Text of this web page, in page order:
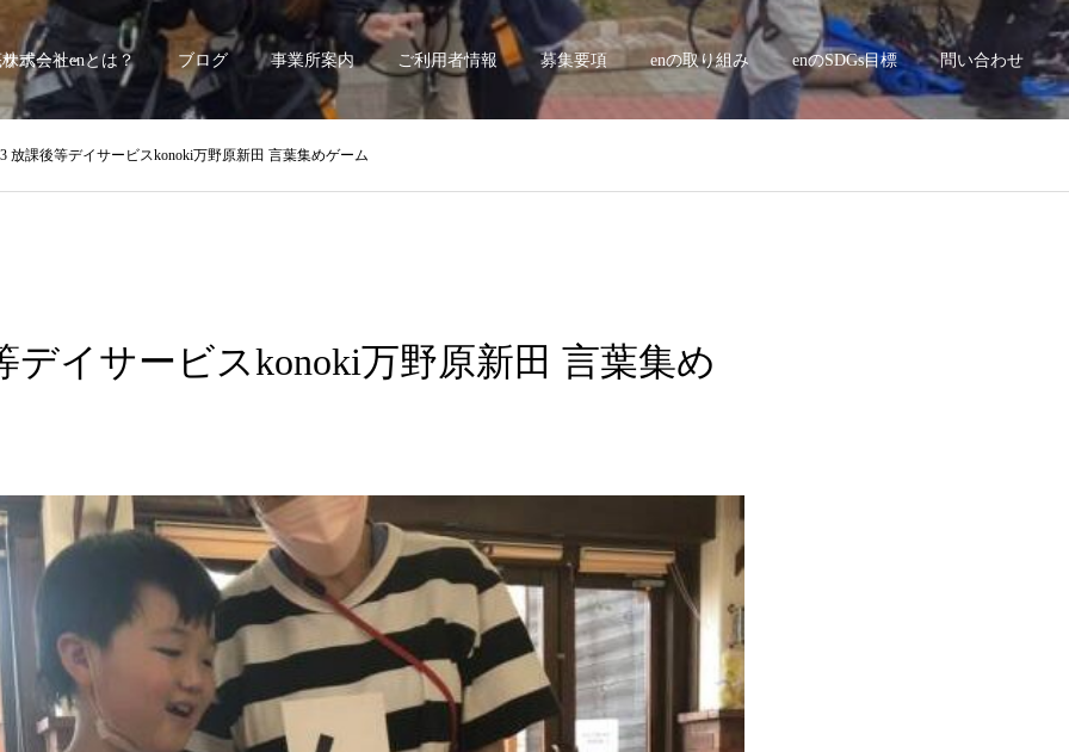
ポート~
株式会社enとは？ ブログ 事業所案内 ご利用者情報 募集要項 enの取り組み enのSDGs目標 問い合わせ
放課後等デイサービスkonoki万野原新田 言葉集めゲーム
デイサービスkonoki万野原新田 言葉集め